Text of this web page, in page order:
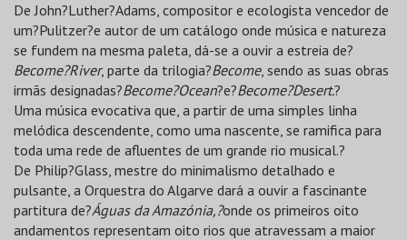
De John?Luther?Adams, compositor e ecologista vencedor de
um?Pulitzer?e autor de um catálogo onde música e natureza
se fundem na mesma paleta, dá-se a ouvir a estreia de?
Become?River, parte da trilogia?Become, sendo as suas obras
irmãs designadas?Become?Ocean?e?Become?Desert.?
Uma música evocativa que, a partir de uma simples linha
melódica descendente, como uma nascente, se ramifica para
toda uma rede de afluentes de um grande rio musical.?
De Philip?Glass, mestre do minimalismo detalhado e
pulsante, a Orquestra do Algarve dará a ouvir a fascinante
partitura de?Águas da Amazónia,?onde os primeiros oito
andamentos representam oito rios que atravessam a maior